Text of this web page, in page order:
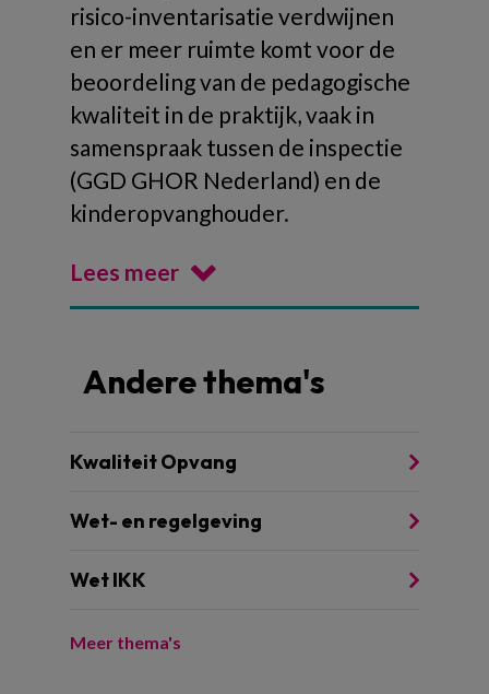
risico-inventarisatie verdwijnen
en er meer ruimte komt voor de
beoordeling van de pedagogische
kwaliteit in de praktijk, vaak in
samenspraak tussen de inspectie
(GGD GHOR Nederland) en de
kinderopvanghouder.
Lees meer
Andere thema's
Kwaliteit Opvang
Wet- en regelgeving
Wet IKK
Meer thema's